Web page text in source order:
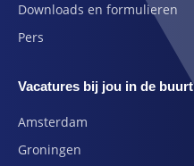
Downloads en formulieren
Pers
Vacatures bij jou in de buurt
Amsterdam
Groningen